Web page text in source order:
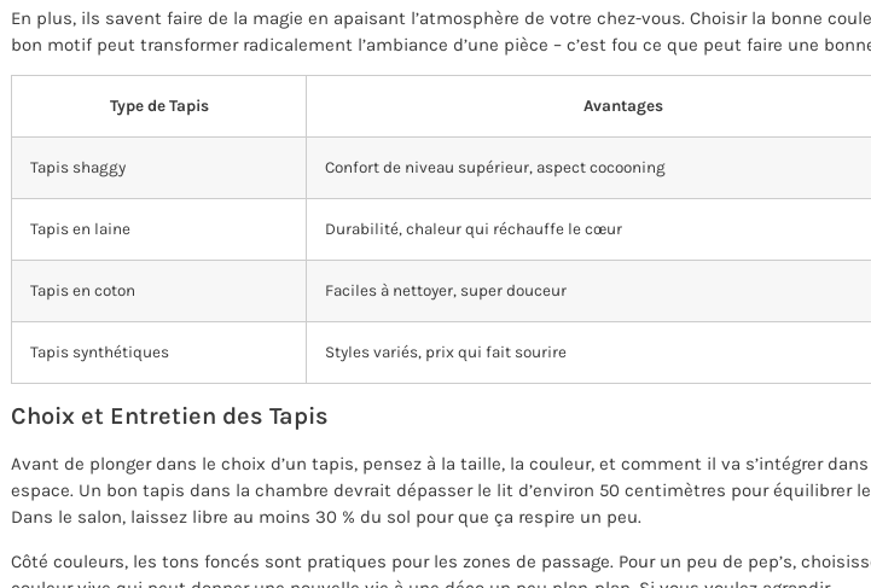
En plus, ils savent faire de la magie en apaisant l’atmosphère de votre chez-vous. Choisir la bonne
bon motif peut transformer radicalement l’ambiance d’une pièce – c’est fou ce que peut faire une
Type de Tapis Avantages
Tapis shaggy Confort de niveau supérieur, aspect cocooning
Tapis en laine Durabilité, chaleur qui réchauffe le cœur
Tapis en coton Faciles à nettoyer, super douceur
Tapis synthétiques Styles variés, prix qui fait sourire
Choix et Entretien des Tapis
Avant de plonger dans le choix d’un tapis, pensez à la taille, la couleur, et comment il va s’intégrer
espace. Un bon tapis dans la chambre devrait dépasser le lit d’environ 50 centimètres pour équilibrer
Dans le salon, laissez libre au moins 30 % du sol pour que ça respire un peu.
Côté couleurs, les tons foncés sont pratiques pour les zones de passage. Pour un peu de pep’s,